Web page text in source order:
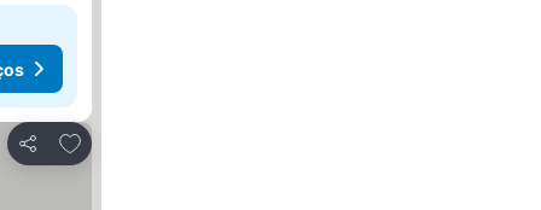
Partilhar
Adicionar aos favoritos